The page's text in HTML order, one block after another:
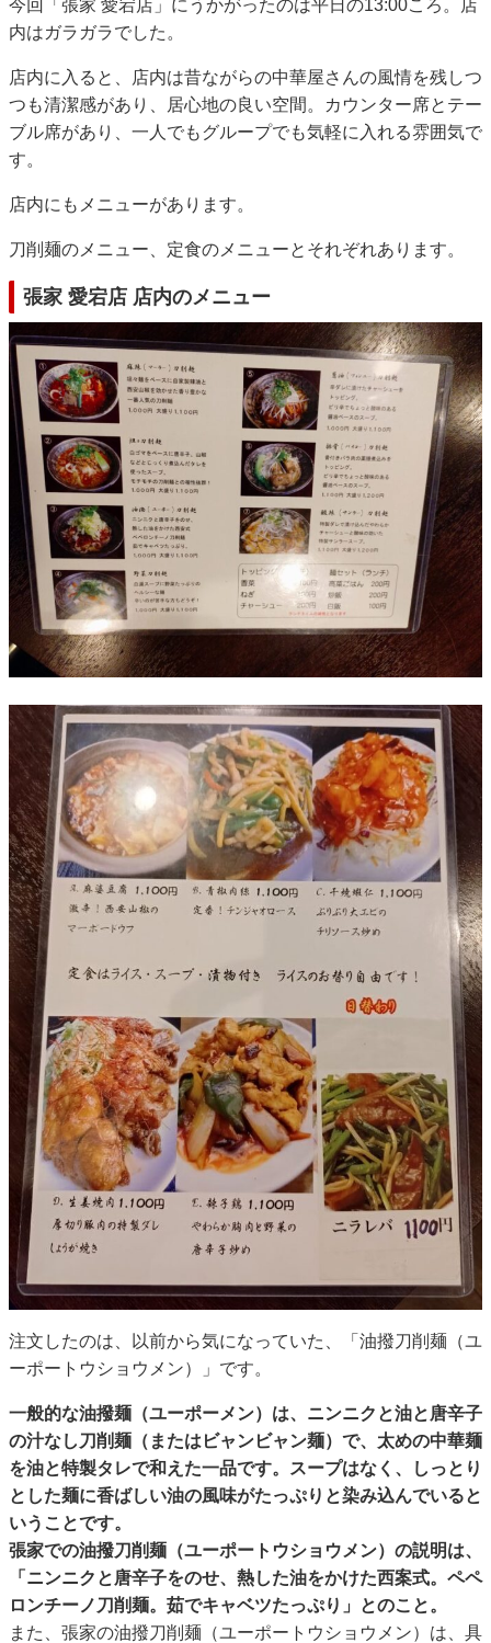
今回「張家 愛宕店」にうかがったのは平日の13:00ころ。店
内はガラガラでした。
店内に入ると、店内は昔ながらの中華屋さんの風情を残しつ
つも清潔感があり、居心地の良い空間。カウンター席とテー
ブル席があり、一人でもグループでも気軽に入れる雰囲気で
す。
店内にもメニューがあります。
刀削麺のメニュー、定食のメニューとそれぞれあります。
張家 愛宕店 店内のメニュー
注文したのは、以前から気になっていた、「油撥刀削麺（ユ
ーポートウショウメン）」です。
一般的な油撥麺（ユーポーメン）は、ニンニクと油と唐辛子
の汁なし刀削麺（またはビャンビャン麺）で、太めの中華麺
を油と特製タレで和えた一品です。スープはなく、しっとり
とした麺に香ばしい油の風味がたっぷりと染み込んでいると
いうことです。
張家での油撥刀削麺（ユーポートウショウメン）の説明は、
「ニンニクと唐辛子をのせ、熱した油をかけた西案式。ペペ
ロンチーノ刀削麺。茹でキャベツたっぷり」とのこと。
また、張家の油撥刀削麺（ユーポートウショウメン）は、具